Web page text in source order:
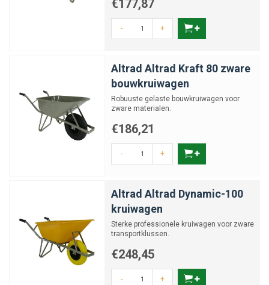
€177,87
- +
Altrad Altrad Kraft 80 zware
bouwkruiwagen
Robuuste gelaste bouwkruiwagen voor
zware materialen.
€186,21
- +
Altrad Altrad Dynamic-100
kruiwagen
Sterke professionele kruiwagen voor zware
transportklussen.
€248,45
- +